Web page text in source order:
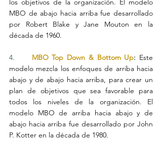
los objetivos de la organización. El modelo
MBO de abajo hacia arriba fue desarrollado
por Robert Blake y Jane Mouton en la
década de 1960.
4. MBO Top Down & Bottom Up: Este
modelo mezcla los enfoques de arriba hacia
abajo y de abajo hacia arriba, para crear un
plan de objetivos que sea favorable para
todos los niveles de la organización. El
modelo MBO de arriba hacia abajo y de
abajo hacia arriba fue desarrollado por John
P. Kotter en la década de 1980.